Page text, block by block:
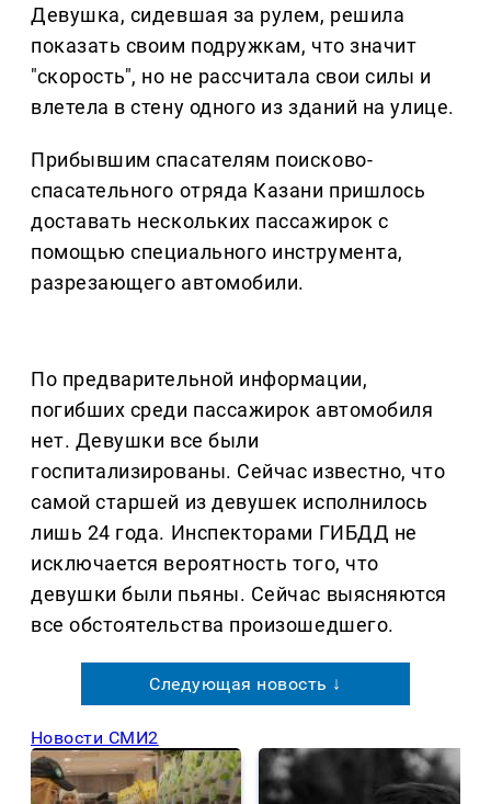
Девушка, сидевшая за рулем, решила
показать своим подружкам, что значит
"скорость", но не рассчитала свои силы и
влетела в стену одного из зданий на улице.
Прибывшим спасателям поисково-
спасательного отряда Казани пришлось
доставать нескольких пассажирок с
помощью специального инструмента,
разрезающего автомобили.
По предварительной информации,
погибших среди пассажирок автомобиля
нет. Девушки все были
госпитализированы. Сейчас известно, что
самой старшей из девушек исполнилось
лишь 24 года. Инспекторами ГИБДД не
исключается вероятность того, что
девушки были пьяны. Сейчас выясняются
все обстоятельства произошедшего.
Следующая новость ↓
Новости СМИ2